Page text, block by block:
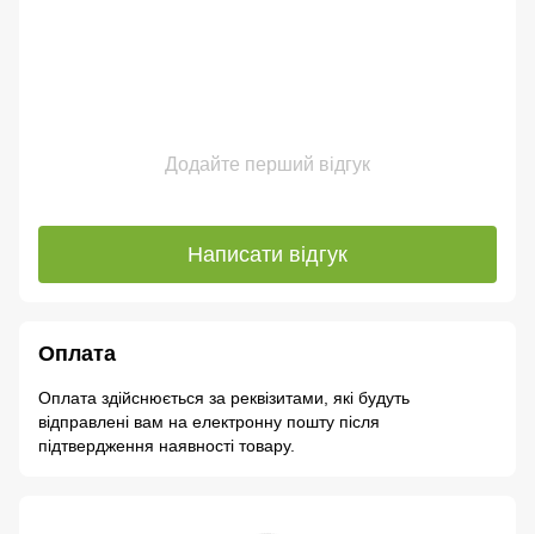
Додайте перший відгук
Написати відгук
Оплата
Оплата здійснюється за реквізитами, які будуть
відправлені вам на електронну пошту після
підтвердження наявності товару.